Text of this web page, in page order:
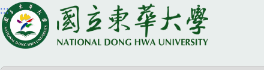
跳
到
主
:::